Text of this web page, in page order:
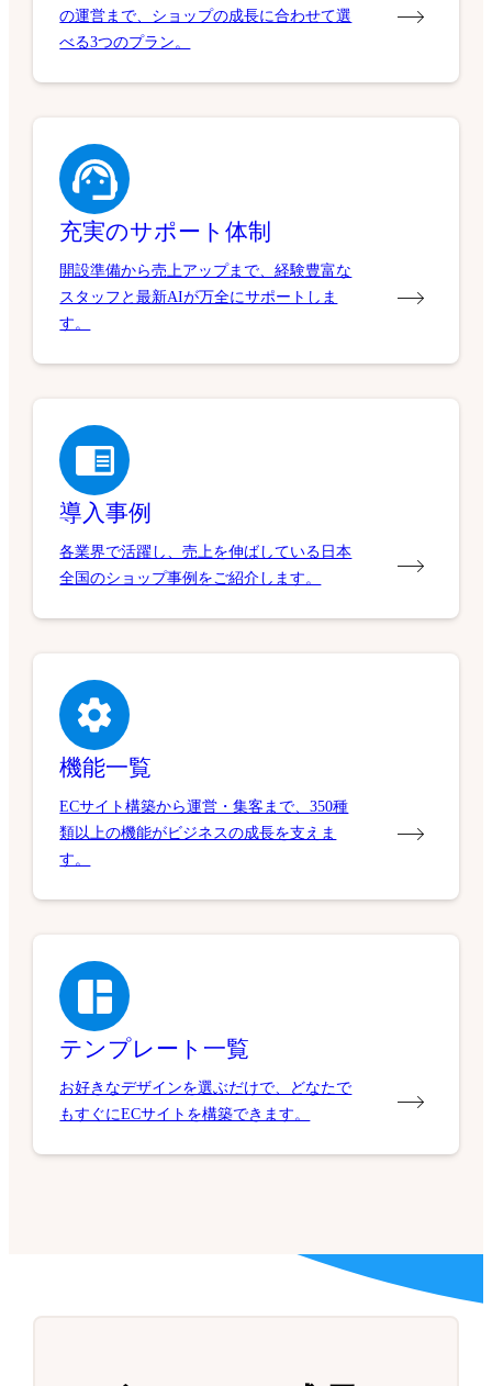
の運営まで、ショップの成長に合わせて選
べる3つのプラン。
充実のサポート体制
開設準備から売上アップまで、経験豊富な
スタッフと最新AIが万全にサポートしま
す。
導入事例
各業界で活躍し、売上を伸ばしている日本
全国のショップ事例をご紹介します。
機能一覧
ECサイト構築から運営・集客まで、350種
類以上の機能がビジネスの成長を支えま
す。
テンプレート一覧
お好きなデザインを選ぶだけで、どなたで
もすぐにECサイトを構築できます。